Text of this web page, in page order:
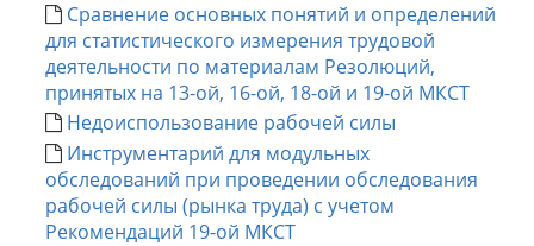
Сравнение основных понятий и определений
для статистического измерения трудовой
деятельности по материалам Резолюций,
принятых на 13-ой, 16-ой, 18-ой и 19-ой МКСТ
Недоиспользование рабочей силы
Инструментарий для модульных
обследований при проведении обследования
рабочей силы (рынка труда) с учетом
Рекомендаций 19-ой МКСТ